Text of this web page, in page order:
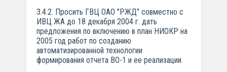
3.4.2. Просить ГВЦ ОАО "РЖД" совместно с
ИВЦ ЖА до 18 декабря 2004 г. дать
предложения по включению в план НИОКР на
2005 год работ по созданию
автоматизированной технологии
формирования отчета ВО-1 и ее реализации.